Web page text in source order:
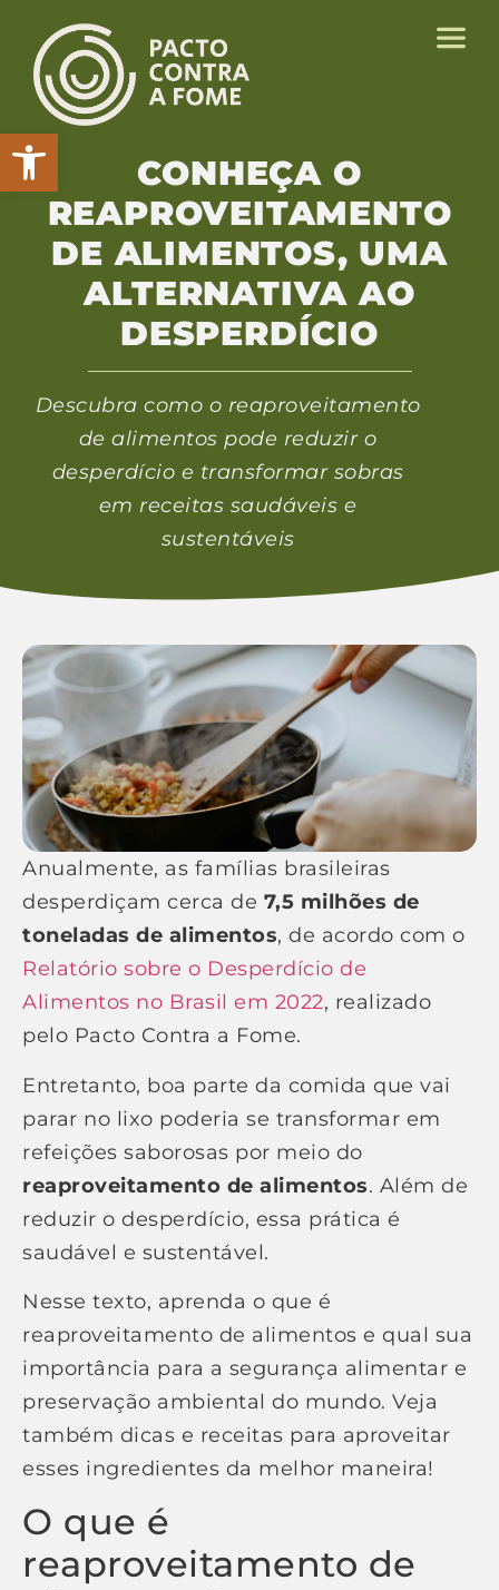
Abrir a barra de ferramentas
CONHEÇA O
REAPROVEITAMENTO
DE ALIMENTOS, UMA
ALTERNATIVA AO
DESPERDÍCIO
Descubra como o reaproveitamento
de alimentos pode reduzir o
desperdício e transformar sobras
em receitas saudáveis e
sustentáveis
Anualmente, as famílias brasileiras
desperdiçam cerca de 7,5 milhões de
toneladas de alimentos, de acordo com o
Relatório sobre o Desperdício de
Alimentos no Brasil em 2022, realizado
pelo Pacto Contra a Fome.
Entretanto, boa parte da comida que vai
parar no lixo poderia se transformar em
refeições saborosas por meio do
reaproveitamento de alimentos. Além de
reduzir o desperdício, essa prática é
saudável e sustentável.
Nesse texto, aprenda o que é
reaproveitamento de alimentos e qual sua
importância para a segurança alimentar e
preservação ambiental do mundo. Veja
também dicas e receitas para aproveitar
esses ingredientes da melhor maneira!
O que é
reaproveitamento de